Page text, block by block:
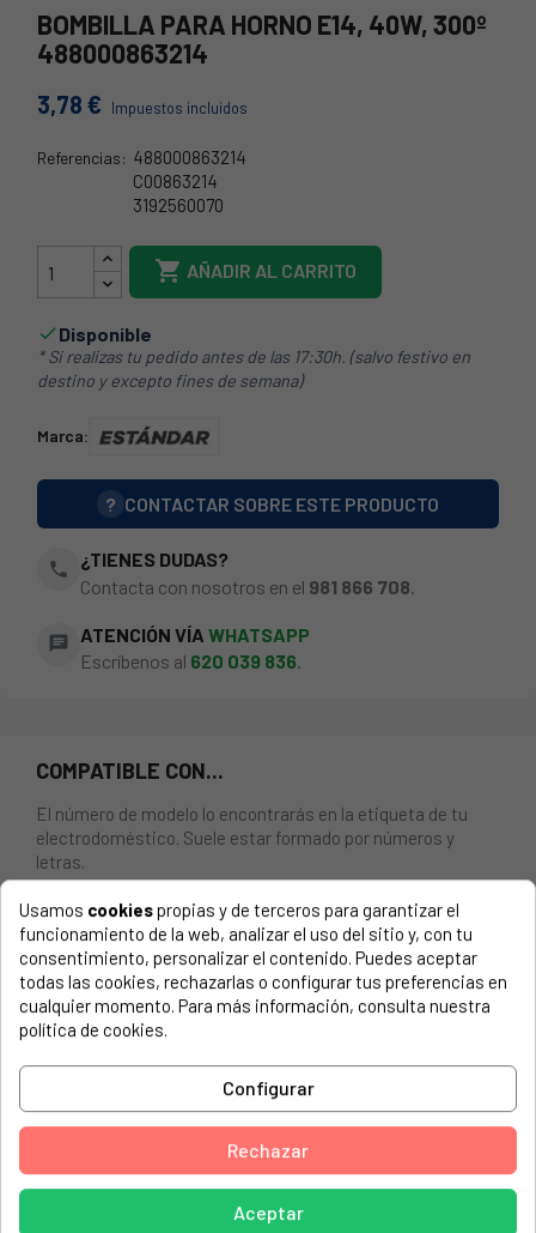
BOMBILLA PARA HORNO E14, 40W, 300º
488000863214
3,78 € Impuestos incluidos
Referencias: 488000863214
C00863214
3192560070
 AÑADIR AL CARRITO
Disponible
* Si realizas tu pedido antes de las 17:30h. (salvo festivo en
destino y excepto fines de semana)
Marca:
? CONTACTAR SOBRE ESTE PRODUCTO
phone
¿TIENES DUDAS?
Contacta con nosotros en el 981 866 708
chat ATENCIÓN VÍA WHATSAPP
Escríbenos al 620 039 836.
COMPATIBLE CON...
El número de modelo lo encontrarás en la etiqueta de tu
electrodoméstico. Suele estar formado por números y
letras.
BOMBILLA PARA HORNO WHIRLPOOL, ELECTROLUX. 40W,
300º, E14.
AEG, 94031308400 30006FF-W
AEG, 94031308500 30006VE-WN
AEG, 94031308800 40016VH-WN
Usamos cookiespropias y de terceros para garantizar el
funcionamiento de la web, analizar el uso del sitio y, con tu
consentimiento, personalizar el contenido. Puedes aceptar
todas las cookies, rechazarlas o configurar tus preferencias en
cualquier momento. Para más información, consulta nuestra
política de cookies.
Configurar
Rechazar
Aceptar